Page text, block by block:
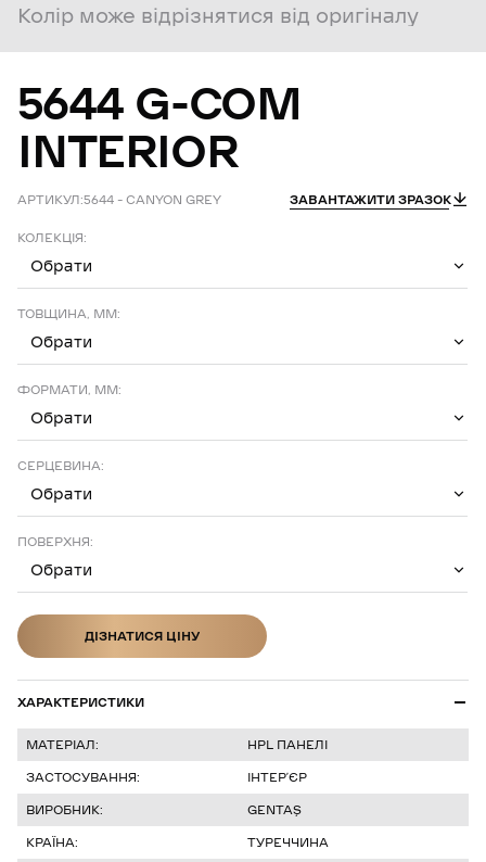
Колір може відрізнятися від оригіналу
5644 G-COM
INTERIOR
АРТИКУЛ:5644 – CANYON GREY ЗАВАНТАЖИТИ ЗРАЗОК
КОЛЕКЦІЯ:
Обрати
ТОВЩИНА, ММ:
Обрати
ФОРМАТИ, ММ:
Обрати
СЕРЦЕВИНА:
Обрати
ПОВЕРХНЯ:
Обрати
ДІЗНАТИСЯ ЦІНУ
ХАРАКТЕРИСТИКИ
МАТЕРІАЛ:
HPL ПАНЕЛІ
ЗАСТОСУВАННЯ:
ІНТЕР’ЄР
ВИРОБНИК:
GENTAŞ
КРАЇНА:
ТУРЕЧЧИНА